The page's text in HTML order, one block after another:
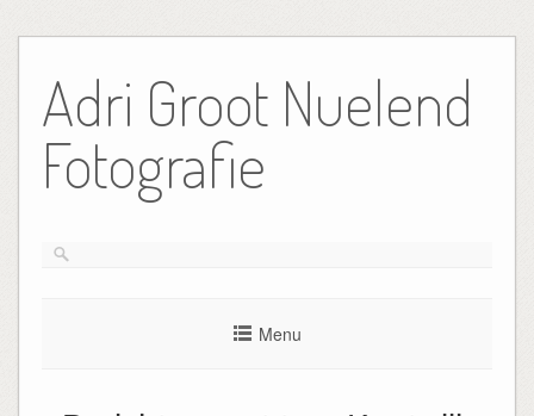
de
inhoud
Adri Groot Nuelend
Fotografie
Menu